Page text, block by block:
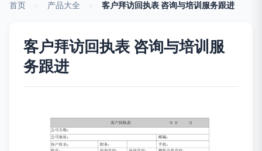
首页 产品大全 客户拜访回执表 咨询与培训服务跟进
客户拜访回执表 咨询与培训服
务跟进